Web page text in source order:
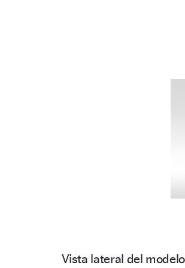
Vista lateral del